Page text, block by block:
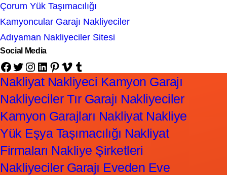
Çorum Yük Taşımacılığı
Kamyoncular Garajı Nakliyeciler
Adıyaman Nakliyeciler Sitesi
Social Media
Facebook Twitter Instagram LinkedIn Pinterest Vimeo Tumblr
Nakliyat Nakliyeci Kamyon Garajı
Nakliyeciler Tır Garajı Nakliyeciler
Kamyon Garajları Nakliyat Nakliye
Yük Eşya Taşımacılığı Nakliyat
Firmaları Nakliye Şirketleri
Nakliyeciler Garajı Eveden Eve